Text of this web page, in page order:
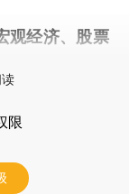
观经济、股票
限